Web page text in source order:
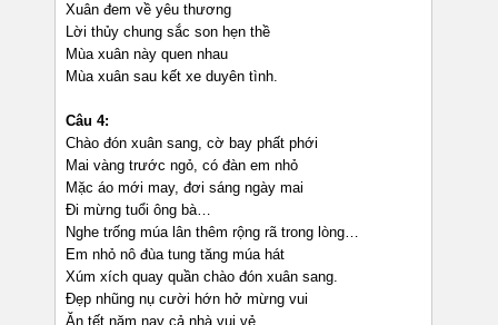
Xuân đem về yêu thương
Lời thủy chung sắc son hẹn thề
Mùa xuân này quen nhau
Mùa xuân sau kết xe duyên tình.
Câu 4:
Chào đón xuân sang, cờ bay phất phới
Mai vàng trước ngỏ, có đàn em nhỏ
Mặc áo mới may, đơi sáng ngày mai
Đi mừng tuổi ông bà…
Nghe trống múa lân thêm rộng rã trong lòng…
Em nhỏ nô đùa tung tăng múa hát
Xúm xích quay quần chào đón xuân sang.
Đẹp nhũng nụ cười hớn hở mừng vui
Ăn tết năm nay cả nhà vui vẻ